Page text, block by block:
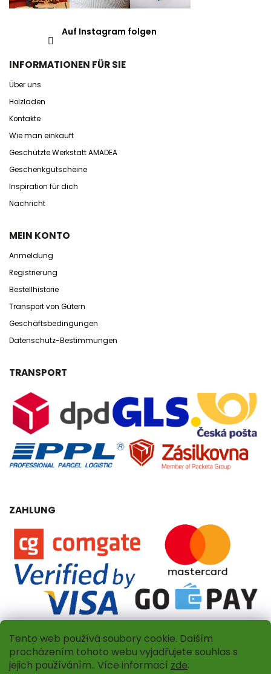
Tento web používá soubory cookie. Dalším
procházením tohoto webu vyjadřujete souhlas s
jejich používáním.. Více informací zde.
Auf Instagram folgen
INFORMATIONEN FÜR SIE
Über uns
Holzladen
Kontakte
Wie man einkauft
Geschützte Werkstatt AMADEA
Geschenkgutscheine
Inspiration für dich
Nachricht
MEIN KONTO
Anmeldung
Registrierung
Bestellhistorie
Transport von Gütern
Geschäftsbedingungen
Datenschutz-Bestimmungen
TRANSPORT
ZAHLUNG